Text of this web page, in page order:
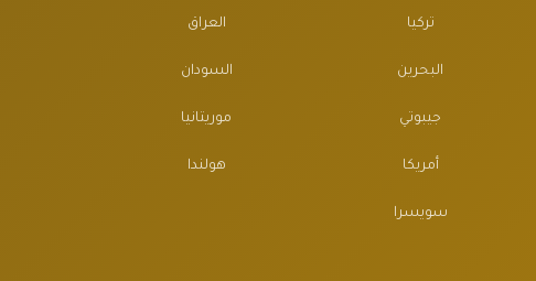
تركيا العراق
البحرين السودان
جيبوتي موريتانيا
أمريكا هولندا
سويسرا